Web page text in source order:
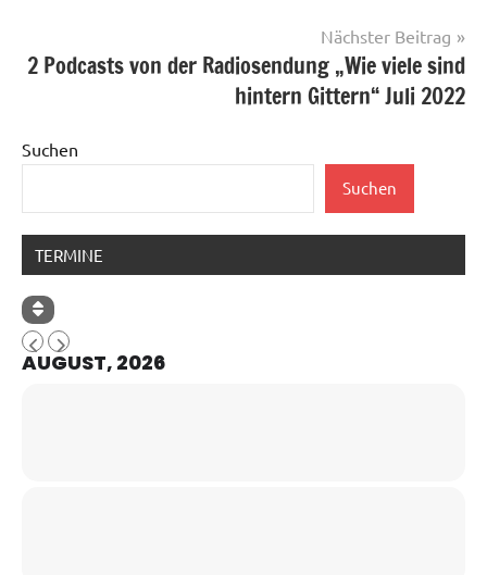
Nächster Beitrag
2 Podcasts von der Radiosendung „Wie viele sind
hintern Gittern“ Juli 2022
Suchen
Suchen
TERMINE
AUGUST, 2026